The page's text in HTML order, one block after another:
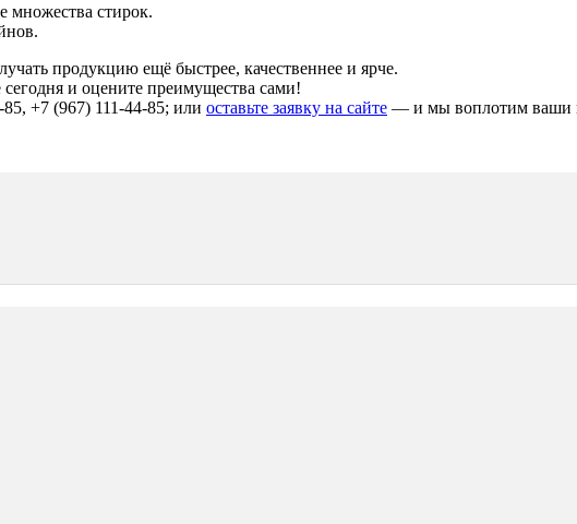
множества стирок.
продукцию ещё быстрее, качественнее и ярче.
и оцените преимущества сами!
+7 (967) 111-44-85; или оставьте заявку на сайте — и мы воплотим ваши